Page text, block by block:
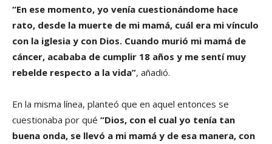
“En ese momento, yo venía cuestionándome hace
rato, desde la muerte de mi mamá, cuál era mi vínculo
con la iglesia y con Dios. Cuando murió mi mamá de
cáncer, acababa de cumplir 18 años y me sentí muy
rebelde respecto a la vida”, añadió.
En la misma línea, planteó que en aquel entonces se
cuestionaba por qué “Dios, con el cual yo tenía tan
buena onda, se llevó a mi mamá y de esa manera, con